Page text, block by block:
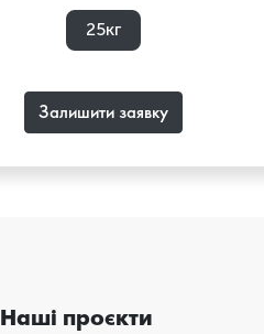
25кг
Залишити заявку
Наші проєкти